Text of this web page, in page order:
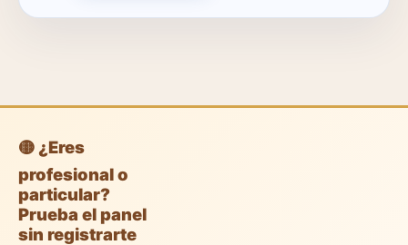
🟡 ¿Eres
profesional o
particular?
Prueba el panel
sin registrarte